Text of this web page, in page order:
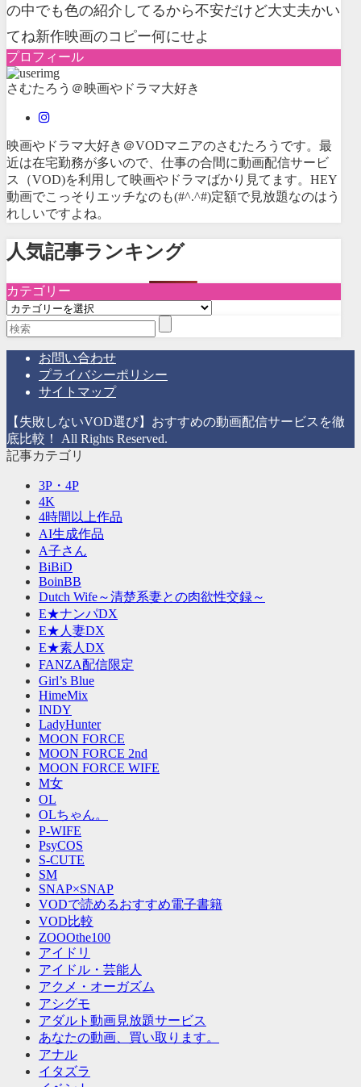
の中でも色の紹介してるから不安だけど大丈夫かい
てね新作映画のコピー何にせよ
プロフィール
さむたろう＠映画やドラマ大好き
映画やドラマ大好き＠VODマニアのさむたろうです。最
近は在宅勤務が多いので、仕事の合間に動画配信サービ
ス（VOD)を利用して映画やドラマばかり見てます。HEY
動画でこっそりエッチなのも(#^.^#)定額で見放題なのはう
れしいですよね。
人気記事ランキング
カテゴリー
カ
テ
ゴ
お問い合わせ
プライバシーポリシー
サイトマップ
【失敗しないVOD選び】おすすめの動画配信サービスを徹
底比較！ All Rights Reserved.
記事カテゴリ
3P・4P
4K
4時間以上作品
AI生成作品
A子さん
BiBiD
BoinBB
Dutch Wife～清楚系妻との肉欲性交録～
E★ナンパDX
E★人妻DX
E★素人DX
FANZA配信限定
Girl’s Blue
HimeMix
INDY
LadyHunter
MOON FORCE
MOON FORCE 2nd
MOON FORCE WIFE
M女
OL
OLちゃん。
P-WIFE
PsyCOS
S-CUTE
SM
SNAP×SNAP
VODで読めるおすすめ電子書籍
VOD比較
ZOOOthe100
アイドリ
アイドル・芸能人
アクメ・オーガズム
アシグモ
アダルト動画見放題サービス
あなたの動画、買い取ります。
アナル
イタズラ